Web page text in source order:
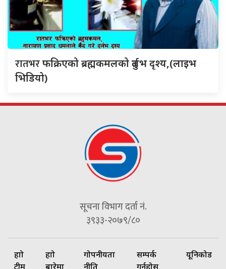
रातभरफक्रिएको ब्रह्मकमलको दुर्लभ दृश्य,(लाइभ
भिडियो)
सूचना विभाग दर्ता नं.
३९३३-२०७९/८०
हाम्रो
टीम
हाम्रो
बारेमा
गोपनीयता
नीति
सम्पर्क
गर्नुहोस्
यूनिकोड